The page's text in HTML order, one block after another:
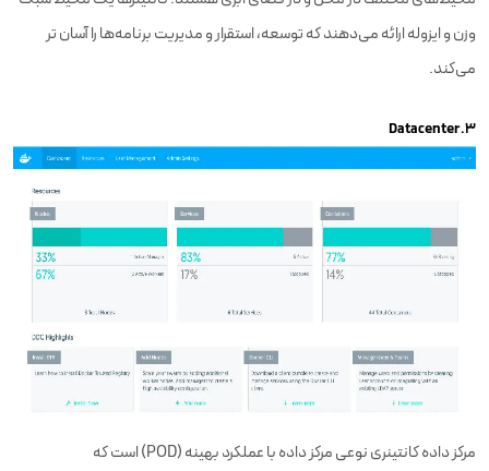
وزن و ایزوله ارائه می‌دهند که توسعه، استقرار و مدیریت برنامه‌ها را آسان تر
می‌کند.
۳.Datacenter
مرکز داده کانتینری نوعی مرکز داده با عملکرد بهینه (POD) است که